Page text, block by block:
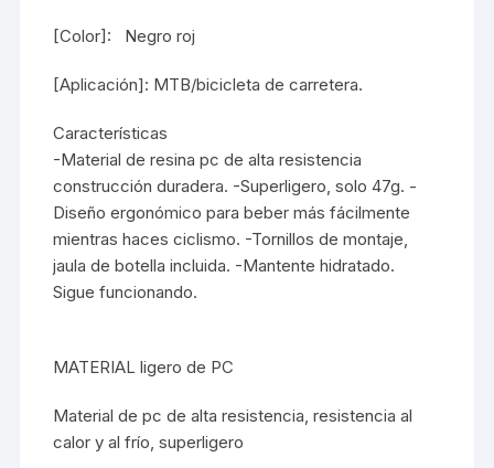
[Color]: Negro roj
[Aplicación]: MTB/bicicleta de carretera.
Características
-Material de resina pc de alta resistencia
construcción duradera. -Superligero, solo 47g. -
Diseño ergonómico para beber más fácilmente
mientras haces ciclismo. -Tornillos de montaje,
jaula de botella incluida. -Mantente hidratado.
Sigue funcionando.
MATERIAL ligero de PC
Material de pc de alta resistencia, resistencia al
calor y al frío, superligero